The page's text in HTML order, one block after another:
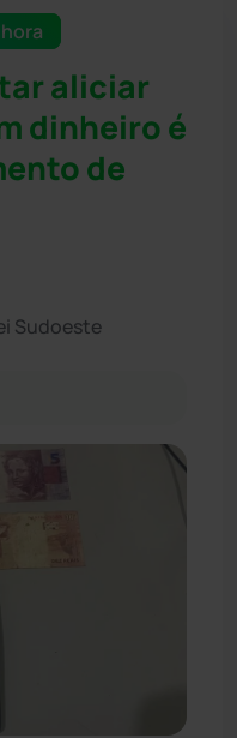
aliciar
dinheiro é
de
Sudoeste